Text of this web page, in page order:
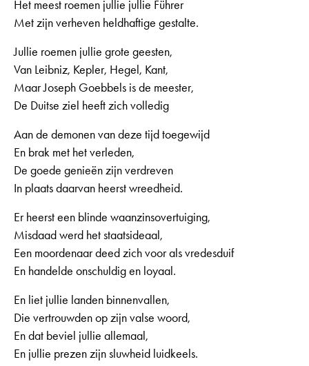
Het meest roemen jullie jullie Führer
Met zijn verheven heldhaftige gestalte.
Jullie roemen jullie grote geesten,
Van Leibniz, Kepler, Hegel, Kant,
Maar Joseph Goebbels is de meester,
De Duitse ziel heeft zich volledig
Aan de demonen van deze tijd toegewijd
En brak met het verleden,
De goede genieën zijn verdreven
In plaats daarvan heerst wreedheid.
Er heerst een blinde waanzinsovertuiging,
Misdaad werd het staatsideaal,
Een moordenaar deed zich voor als vredesduif
En handelde onschuldig en loyaal.
En liet jullie landen binnenvallen,
Die vertrouwden op zijn valse woord,
En dat beviel jullie allemaal,
En jullie prezen zijn sluwheid luidkeels.